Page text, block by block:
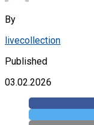
By
livecollection
Published
03.02.2026